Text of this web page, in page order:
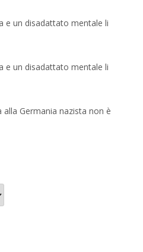
e un disadattato mentale li
e un disadattato mentale li
Germania nazista non è